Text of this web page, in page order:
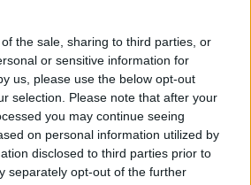
the sale, sharing to third parties, or
or sensitive information for
us, please use the below opt-out
selection. Please note that after your
you may continue seeing
on personal information utilized by
disclosed to third parties prior to
separately opt-out of the further
abbia cambiato idea a seguito delle
su Fb, anzi spesso otteniamo l’effetto
per partito preso, si radica maggiormente
degli altri ci devono aiutare a
cosa ci avvicina o ci allontana dall’altro
in merito e soprattutto senza